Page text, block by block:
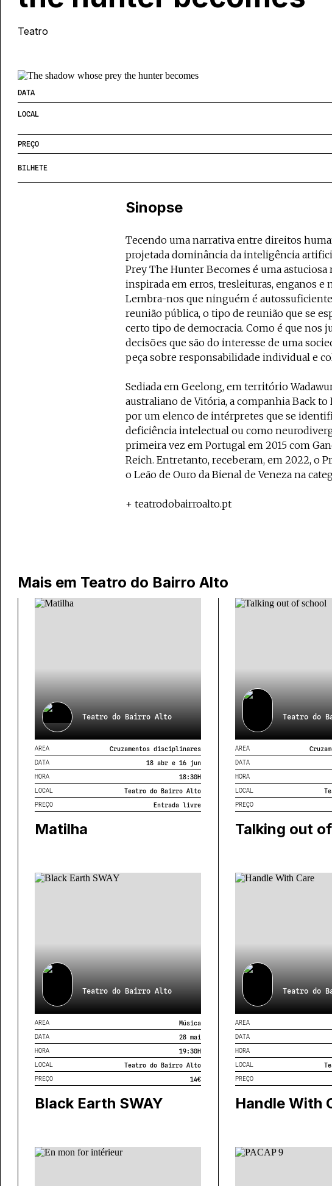
Teatro
DATA
LOCAL
PREÇO
BILHETE
Sinopse
Tecendo uma narrativa entre direitos
projetada dominância da inteligência
Prey The Hunter Becomes é uma astuciosa
inspirada em erros, tresleituras, enganos e
Lembra-nos que ninguém é
reunião pública, o tipo de reunião que se
certo tipo de democracia. Como é que nos
decisões que são do interesse de uma
peça sobre responsabilidade individual e
Sediada em Geelong, em território
australiano de Vitória, a companhia Back to
por um elenco de intérpretes que se
deficiência intelectual ou como
primeira vez em Portugal em 2015 com
Reich. Entretanto, receberam, em 2022, o
o Leão de Ouro da Bienal de Veneza na
+ teatrodobairroalto.pt
Mais em Teatro do Bairro Alto
Teatro do Bairro Alto
AREA
Cruzamentos disciplinares
DATA
18 abr e 16 jun
HORA
18:30H
LOCAL
Teatro do Bairro Alto
PREÇO
Entrada livre
Matilha
Teatro do
AREA
DATA
HORA
LOCAL
PREÇO
Talking out
Teatro do Bairro Alto
AREA
Música
DATA
28 mai
HORA
19:30H
LOCAL
Teatro do Bairro Alto
PREÇO
14€
Black Earth SWAY
Teatro do
AREA
DATA
HORA
LOCAL
PREÇO
Handle With